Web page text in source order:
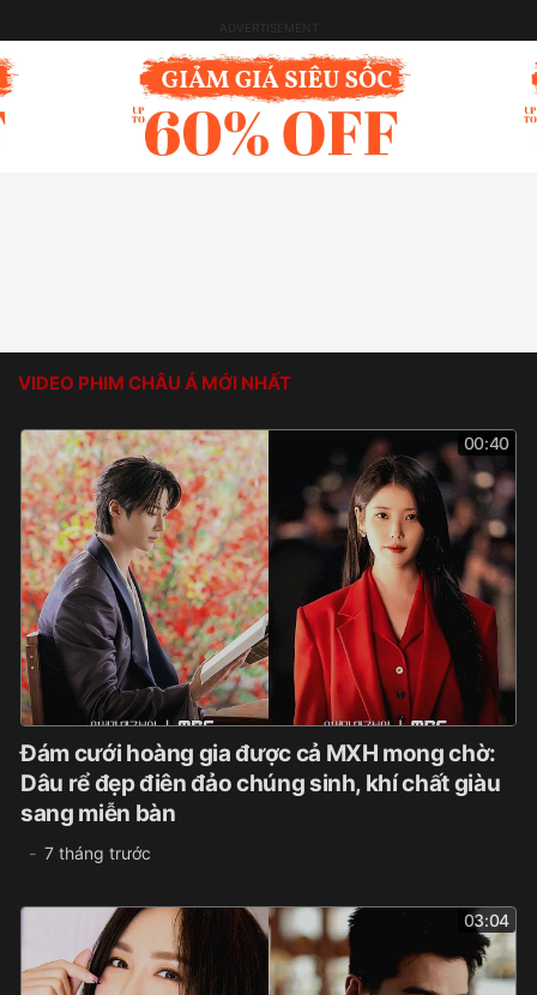
VIDEO PHIM CHÂU Á MỚI NHẤT
00:40
Đám cưới hoàng gia được cả MXH mong chờ:
Dâu rể đẹp điên đảo chúng sinh, khí chất giàu
sang miễn bàn
7 tháng trước
03:04